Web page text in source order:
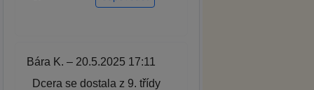
Bára K. – 20.5.2025 17:11
Dcera se dostala z 9. třídy